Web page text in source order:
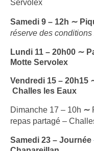
Servolex
Samedi 9 – 12h ∼
réserve des conditions
Lundi 11 – 20h00 ∼
Motte Servolex
Vendredi 15 – 20h15
Challes les Eaux
Dimanche 17 – 10h ∼
repas partagé –
Samedi 23 – Journée